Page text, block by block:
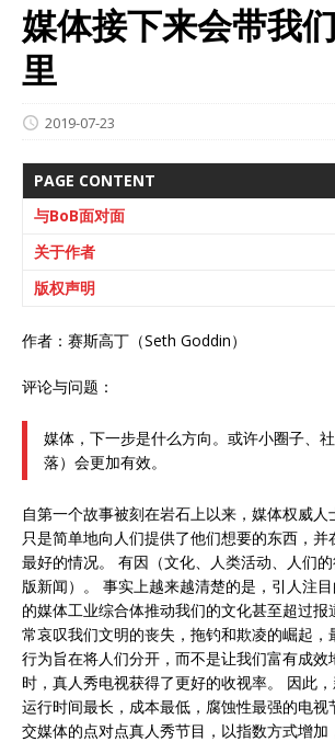
媒体接下来会带我
里
2019-07-23
PAGE CONTENT
与BoB面对面
关于作者
版权声明
作者：赛斯高丁（Seth Goddin）
评论与问题：
媒体，下一步是什么方向。或许小圈子、
落）会更加有效。
自第一个故事被刻在岩石上以来，媒体权威人
只是简单地向人们提供了他们想要的东西，
最好的情况。 有因（文化、人类活动、人们
版新闻）。 事实上越来越清楚的是，引人注
的媒体工业综合体推动我们的文化甚至超过
常哀叹我们文明的丧失，拖钓和欺凌的崛起，
行为旨在将人们分开，而不是让我们富有成效
时，真人秀电视获得了更好的收视率。 因此
运行时间最长，成本最低，腐蚀性最强的电视
交媒体的点对点真人秀节目，以指数方式增加